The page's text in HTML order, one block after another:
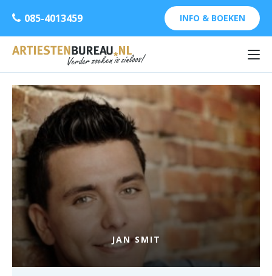
085-4013459 INFO & BOEKEN
JAN SMIT